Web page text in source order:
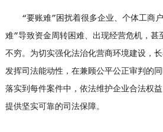
“要账难”困扰着很多企业、个体工商户
难”导致资金周转困难、出现经营危机，甚
不穷。为切实强化法治化营商环境建设，
发挥司法能动性，在兼顾公平公正审判的
落实到每件案件中，依法维护企业合法权
提供坚实可靠的司法保障。